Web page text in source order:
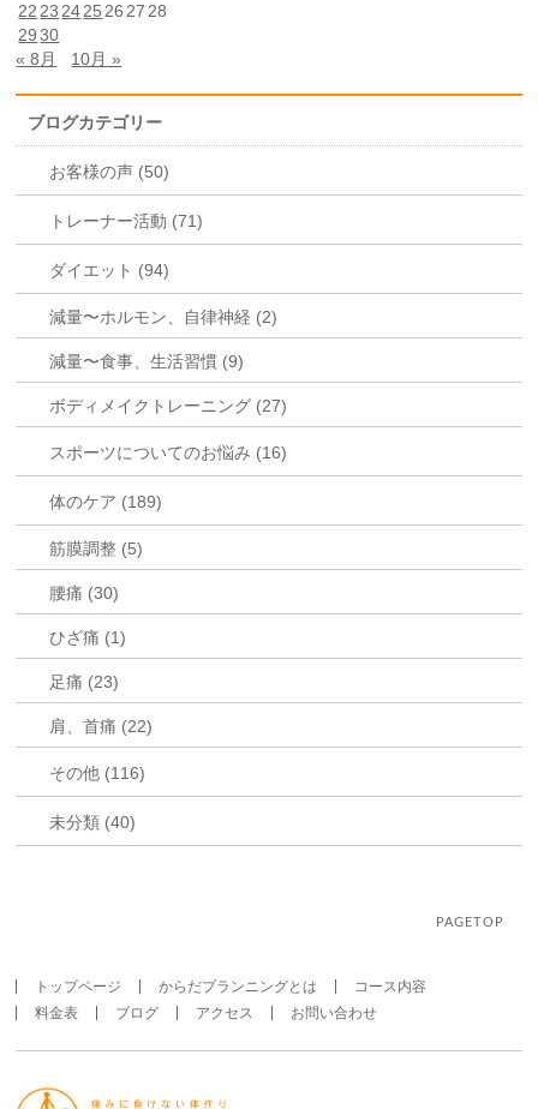
22 23 2425 26 27 28
29 30
« 8月
10月 »
ブログカテゴリー
お客様の声 (50)
トレーナー活動 (71)
ダイエット (94)
減量〜ホルモン、自律神経 (2)
減量〜食事、生活習慣 (9)
ボディメイクトレーニング (27)
スポーツについてのお悩み (16)
体のケア (189)
筋膜調整 (5)
腰痛 (30)
ひざ痛 (1)
足痛 (23)
肩、首痛 (22)
その他 (116)
未分類 (40)
PAGETOP
トップページ からだプランニングとは
コース内容
料金表
ブログ アクセス お問い合わせ